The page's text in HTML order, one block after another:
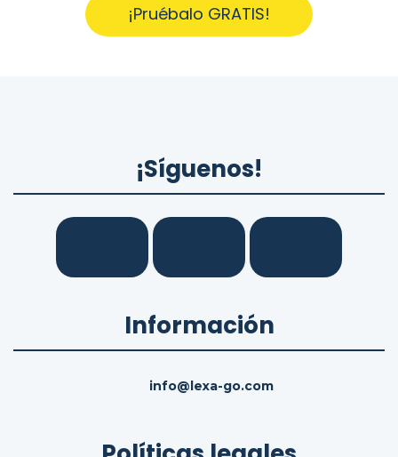
¡Pruébalo GRATIS!
¡Síguenos!
Información
info@lexa-go.com